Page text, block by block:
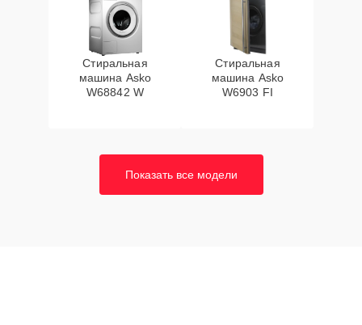
Стиральная
машина Asko
W68842 W
Стиральная
машина Asko
W6903 FI
Показать все модели